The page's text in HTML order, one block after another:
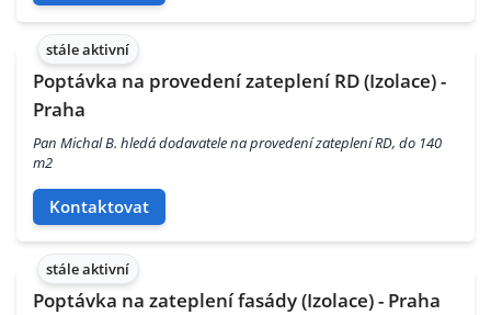
stále aktivní
Poptávka na provedení zateplení RD (Izolace) -
Praha
Pan Michal B. hledá dodavatele na provedení zateplení RD, do 140
m2
Kontaktovat
stále aktivní
Poptávka na zateplení fasády (Izolace) - Praha